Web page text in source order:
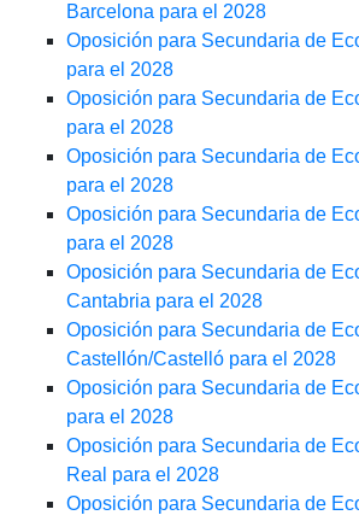
Barcelona para el 2028
Oposición para Secundaria de
para el 2028
Oposición para Secundaria de
para el 2028
Oposición para Secundaria de
para el 2028
Oposición para Secundaria de
para el 2028
Oposición para Secundaria de
Cantabria para el 2028
Oposición para Secundaria de
Castellón/Castelló para el 2028
Oposición para Secundaria de
para el 2028
Oposición para Secundaria de
Real para el 2028
Oposición para Secundaria de